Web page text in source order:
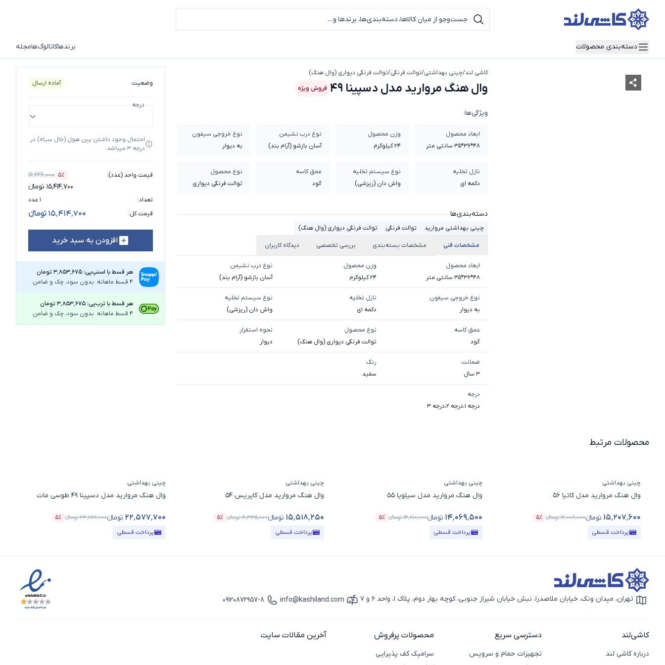
دسته‌بندی محصولات برندهاکاتالوگ‌هامجله
کاشی لند/چینی بهداشتی/توالت فرنگی/توالت فرنگی دیواری (وال هنگ)
وال هنگ مروارید مدل دسپینا 49 فروش ویژه
وضعیت: آماده ارسال
درجه
احتمال وجود داشتن پین هول (خال سیاه) در
درجه 3 میباشد.
قیمت واحد (عدد): ۵٪
درصد تخفیف
۱۶٬۲۲۶٬۰۰۰
۱۵٬۴۱۴٬۷۰۰ تومانء
تعداد:
۱ عدد
قیمت کل: ۱۵٬۴۱۴٬۷۰۰ تومانء
افزودن به سبد خرید
هر قسط با اسنپ‌پی: ۳٬۸۵۳٬۶۷۵ تومان
4 قسط ماهانه. بدون سود، چک و ضامن.
هر قسط با ترب‌پی: ۳٬۸۵۳٬۶۷۵ تومان
4 قسط ماهانه. بدون سود، چک و ضامن.
ویژگی‌ها:
ابعاد محصول
48*36*35 سانتی متر
وزن محصول
24 کیلوگرم
نوع درب نشیمن
آسان بازشو (آرام بند)
نوع خروجی سیفون
به دیوار
نازل تخلیه
دکمه ای
نوع سیستم تخلیه
واش دان (ریزشی)
عمق کاسه
گود
نوع محصول
توالت فرنگی دیواری
دسته‌بندی‌ها
چینی بهداشتی مروارید توالت فرنگی توالت فرنگی دیواری (وال هنگ)
مشخصات فنی مشخصات بسته‌بندی بررسی تخصصی دیدگاه کاربران
ابعاد محصول
48*36*35 سانتی متر
وزن محصول
24 کیلوگرم
نوع درب نشیمن
آسان بازشو (آرام بند)
نوع خروجی سیفون
به دیوار
نازل تخلیه
دکمه ای
نوع سیستم تخلیه
واش دان (ریزشی)
عمق کاسه
گود
نوع محصول
توالت فرنگی دیواری (وال هنگ)
نحوه استقرار
ديوار
ضمانت
3 سال
رنگ
سفید
درجه
درجه 1 ،درجه 2 ،درجه 3
محصولات مرتبط
چینی بهداشتی
وال هنگ مروارید مدل کاتیا 56
۱۵٬۲۰۷٬۶۰۰ تومانء۱۶٬۰۰۸٬۰۰۰تومانء
قیمت محصول
۵٪
درصد تخفیف
پرداخت قسطی
چینی بهداشتی
وال هنگ مروارید مدل سیلویا 55
۱۴٬۰۶۹٬۵۰۰ تومانء۱۴٬۸۱۰٬۰۰۰تومانء
قیمت محصول
۵٪
درصد تخفیف
پرداخت قسطی
چینی بهداشتی
وال هنگ مروارید مدل کاپریس 54
۱۵٬۵۱۸٬۲۵۰ تومانء۱۶٬۳۳۵٬۰۰۰تومانء
قیمت محصول
۵٪
درصد تخفیف
پرداخت قسطی
چینی بهداشتی
وال هنگ مروارید مدل دسپینا 49 طوسی مات
۲۲٬۵۷۷٬۷۰۰ تومانء۲۳٬۷۶۶٬۰۰۰تومانء
قیمت محصول
۵٪
درصد تخفیف
پرداخت قسطی
آیکون نقشه
تهران، میدان ونک، خیابان ملاصدرا، نبش خیابان شیراز جنوبی، کوچه بهار دوم، پلاک 1، واحد 6 و 7
آیکون ایمیل
info@kashiland.com
آیکون تماس
09120872957-8
کاشی‌لند
درباره کاشی لند
دسترسی سریع
تجهیزات حمام و سرویس
محصولات پرفروش
سرامیک کف پذیرایی
آخرین مقالات سایت